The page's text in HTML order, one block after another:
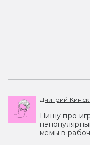
Дмитрий
Пишу про
мемы в